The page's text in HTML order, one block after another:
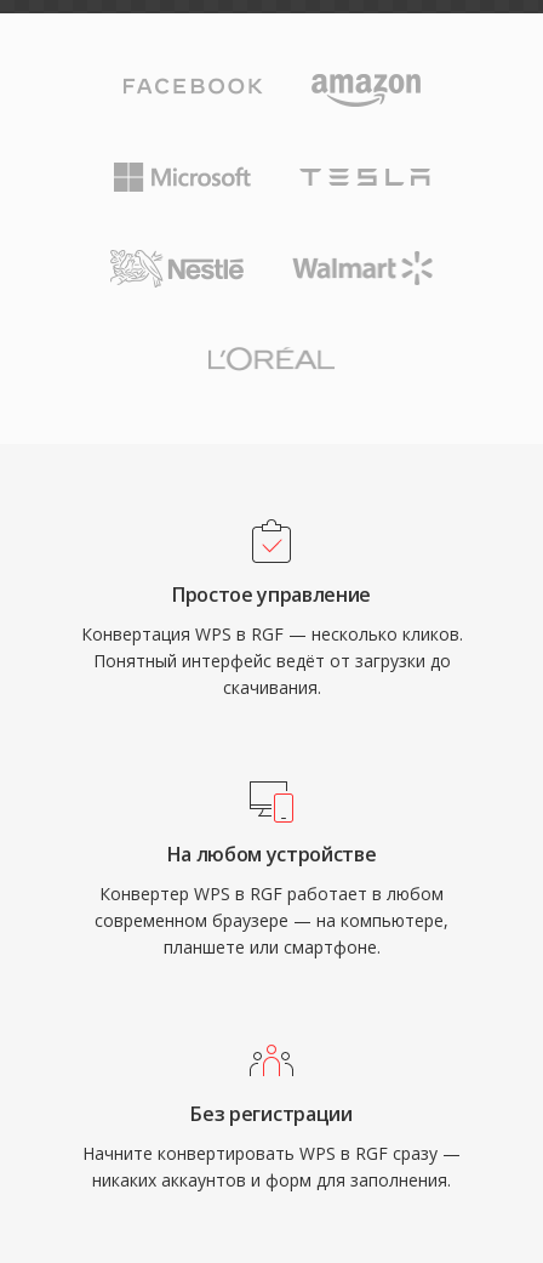
Простое управление
Конвертация WPS в RGF — несколько кликов.
Понятный интерфейс ведёт от загрузки до
скачивания.
На любом устройстве
Конвертер WPS в RGF работает в любом
современном браузере — на компьютере,
планшете или смартфоне.
Без регистрации
Начните конвертировать WPS в RGF сразу —
никаких аккаунтов и форм для заполнения.